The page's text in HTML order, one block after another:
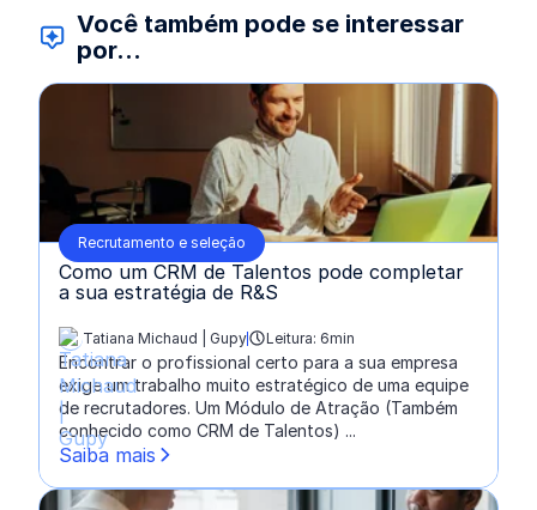
Você também pode se interessar
por...
Recrutamento e seleção
Como um CRM de Talentos pode completar
a sua estratégia de R&S
escrito por:
Tatiana Michaud | Gupy Leitura: 6min
Encontrar o profissional certo para a sua empresa
exige um trabalho muito estratégico de uma equipe
de recrutadores. Um Módulo de Atração (Também
conhecido como CRM de Talentos) ...
Saiba mais